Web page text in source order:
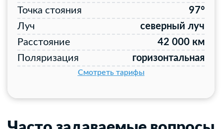
Точка стояния
97°
Луч
северный луч
Расстояние
42 000 км
Поляризация
горизонтальная
Смотреть тарифы